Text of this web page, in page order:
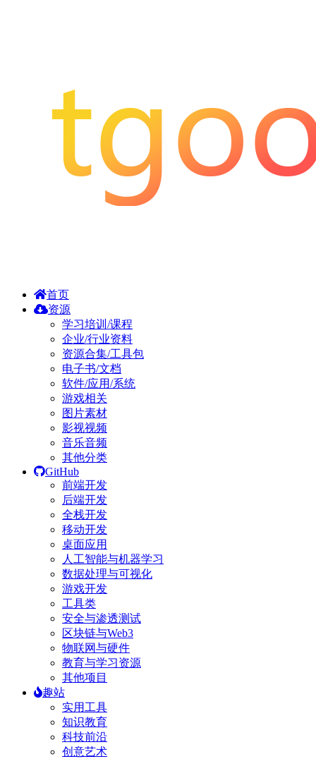
首页
资源
学习培训/课程
企业/行业资料
资源合集/工具包
电子书/文档
软件/应用/系统
游戏相关
图片素材
影视视频
音乐音频
其他分类
GitHub
前端开发
后端开发
全栈开发
移动开发
桌面应用
人工智能与机器学习
数据处理与可视化
游戏开发
工具类
安全与渗透测试
区块链与Web3
物联网与硬件
教育与学习资源
其他项目
趣站
实用工具
知识教育
科技前沿
创意艺术